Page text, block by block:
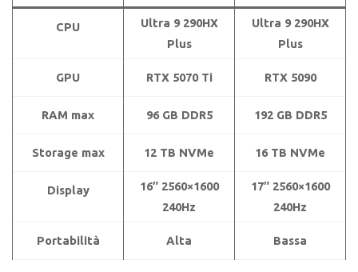
CPU
Ultra 9 290HX
Plus
Ultra 9 290HX
Plus
GPU RTX 5070 Ti RTX 5090
RAM max 96 GB DDR5 192 GB DDR5
Storage max 12 TB NVMe 16 TB NVMe
Display
16″ 2560×1600
240Hz
17″ 2560×1600
240Hz
Portabilità Alta Bassa